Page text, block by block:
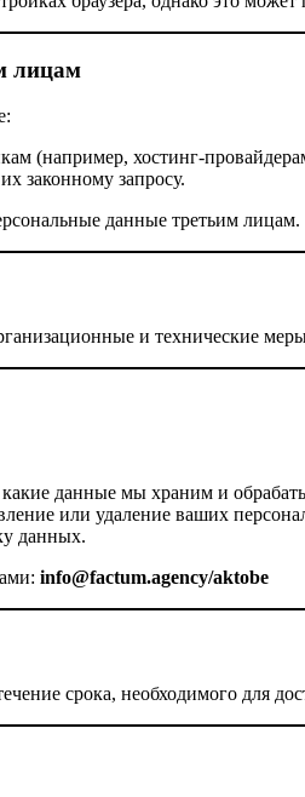
лицам
(например, хостинг-
законному запросу.
данные третьим лицам.
и технические
данные мы храним и
или удаление ваших
данных.
info@factum.agency/aktobe
срока, необходимого для